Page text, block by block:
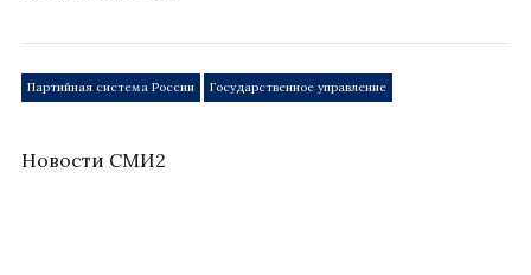
Партийная система России Государственное управление
Новости СМИ2